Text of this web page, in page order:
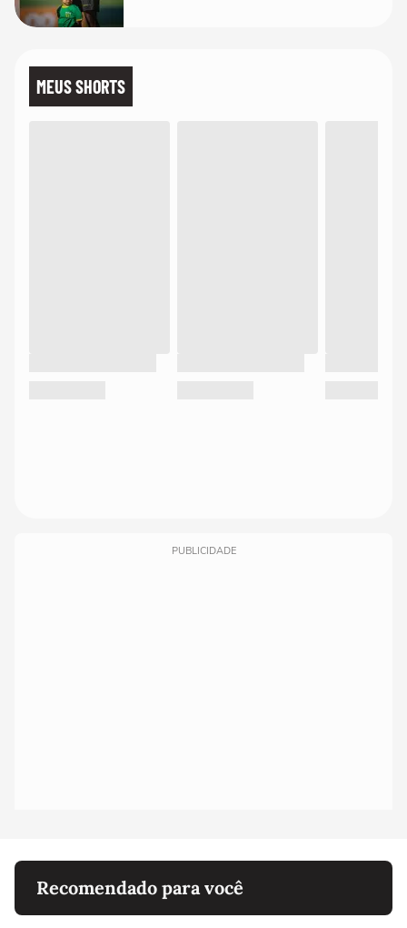
MEUS SHORTS
PUBLICIDADE
Recomendado para você